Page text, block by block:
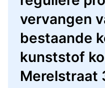
vervangen
bestaande
kunststof
Merelstraat